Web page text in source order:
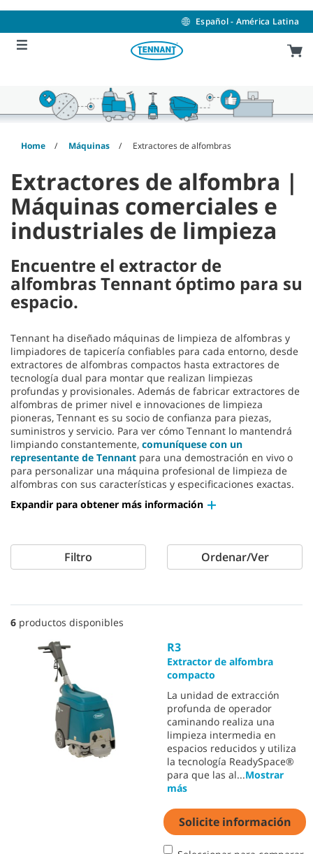
content
navigation
menu
Español - América Latina
Home Máquinas Extractores de alfombras
Extractores de alfombra |
Máquinas comerciales e
industriales de limpieza
Encuentre el extractor de
alfombras Tennant óptimo para su
espacio.
Tennant ha diseñado máquinas de limpieza de alfombras y
limpiadores de tapicería confiables para cada entorno, desde
extractores de alfombras compactos hasta extractores de
tecnología dual para montar que realizan limpiezas
profundas y provisionales. Además de fabricar extractores de
alfombras de primer nivel e innovaciones de limpieza
pioneras, Tennant es su socio de confianza para piezas,
suministros y servicio. Para ver cómo Tennant lo mantendrá
limpiando constantemente, comuníquese con un
representante de Tennant para una demostración en vivo o
para personalizar una máquina profesional de limpieza de
alfombras con sus características y especificaciones exactas.
Expandir para obtener más información
Filtro Ordenar/Ver
6 productos disponibles
R3
Extractor de alfombra
compacto
La unidad de extracción
profunda de operador
caminando realiza una
limpieza intermedia en
espacios reducidos y utiliza
la tecnología ReadySpace®
para que las al...Mostrar
más
Solicite información